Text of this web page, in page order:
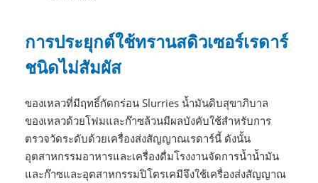
การประยุกต์ใช้ทรานสดิวเซอร์เรดาร์
ชนิดไม่สัมผัส
ของเหลวที่มีฤทธิ์กัดกร่อน Slurries น้ำมันดิบสุขาภิบาล
ของเหลวด้วยโฟมและก๊าซล้วนมีผลบังคับใช้สำหรับการ
ตรวจวัดระดับด้วยเครื่องส่งสัญญาณเรดาร์นี้ ดังนั้น
อุตสาหกรรมอาหารและเครื่องดื่มโรงงานจัดการน้ำน้ำมัน
และก๊าซและอุตสาหกรรมปิโตรเคมีจึงใช้เครื่องส่งสัญญาณ